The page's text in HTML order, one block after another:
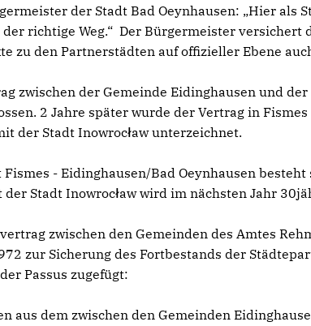
der Stadt Bad Oeynhausen: „Hier als
richtige Weg.“ Der Bürgermeister versichert
zu den Partnerstädten auf offizieller Ebene
zwischen der Gemeinde Eidinghausen und
2 Jahre später wurde der Vertrag in
der Stadt Inowrocław unterzeichnet.
- Eidinghausen/Bad Oeynhausen
Stadt Inowrocław wird im nächsten Jahr
zwischen den Gemeinden des Amtes
zur Sicherung des Fortbestands der
Passus zugefügt:
aus dem zwischen den Gemeinden